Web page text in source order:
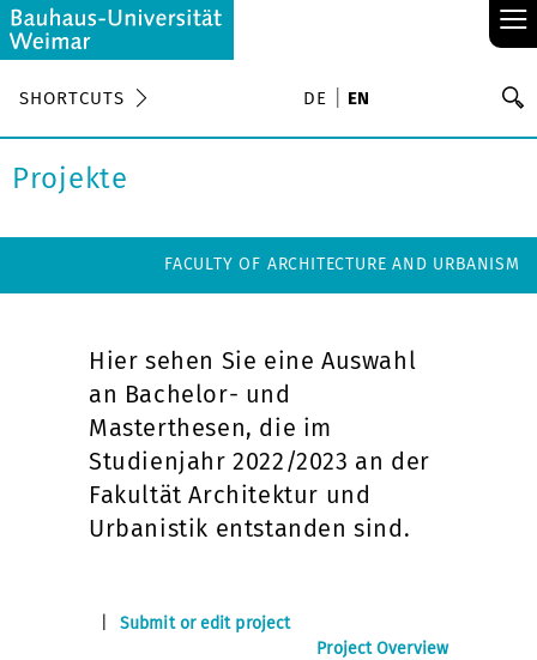
≡
SHORTCUTS DE EN
Projekte
FACULTY OF ARCHITECTURE AND URBANISM
Hier sehen Sie eine Auswahl
an Bachelor- und
Masterthesen, die im
Studienjahr 2022/2023 an der
Fakultät Architektur und
Urbanistik entstanden sind.
Submit or edit project
Project Overview